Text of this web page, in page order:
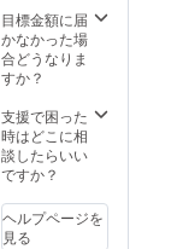
目標金額に届
かなかった場
合どうなりま
すか？
支援で困った
時はどこに相
談したらいい
ですか？
ヘルプページを
見る